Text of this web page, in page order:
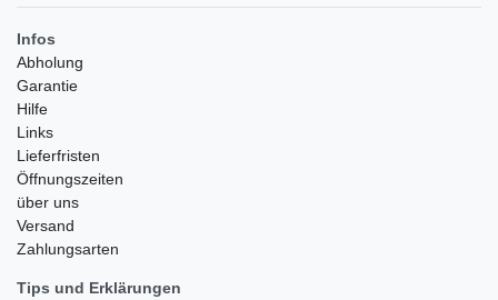
Infos
Abholung
Garantie
Hilfe
Links
Lieferfristen
Öffnungszeiten
über uns
Versand
Zahlungsarten
Tips und Erklärungen